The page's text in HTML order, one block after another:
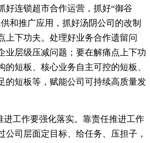
好连锁超市合作运营，抓好“御谷
和推广应用，抓好汤阴公司的改制
上下功夫。处理好业务合作遗留问
业层级压减问题；要在解痛点上下功
的短板、核心业务自主可控的短板、
的短板等，赋能公司可持续高质量发
进工作要强化落实。 靠责任推进工作
公司层面定目标、给任务、压担子，